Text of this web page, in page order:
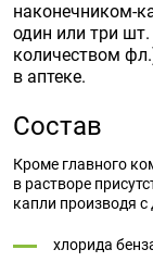
наконечником-
один или три
количеством
в аптеке.
Состав
Кроме главного
в растворе
капли производя
хлорида